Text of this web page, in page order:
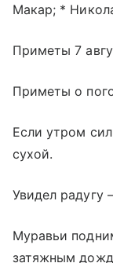
Макар; *
Приметы 7
Приметы о
Если утром
сухой.
Увидел
Муравьи
затяжным